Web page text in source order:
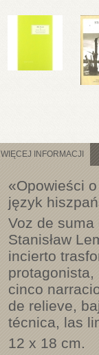
WIĘCEJ INFORMACJI
«Opowieści
język
Voz de
Stanisław
incierto
cinco
de relieve,
técnica, las
12 x 18 cm.